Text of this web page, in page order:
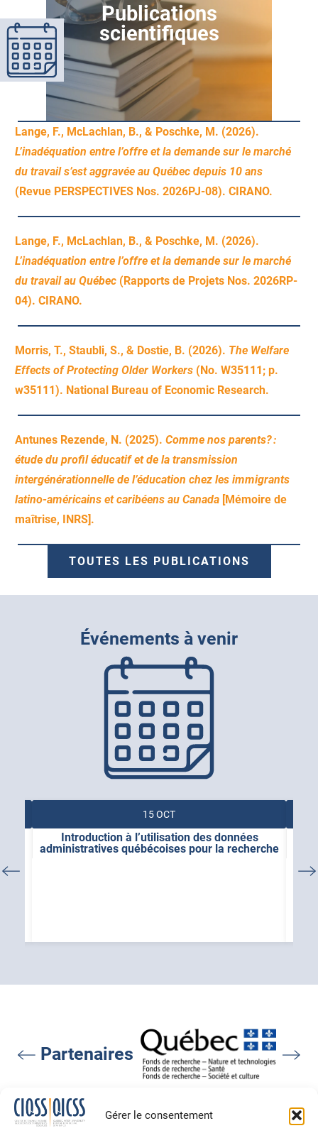
Gérer le consentement
Publications
scientifiques
Lange, F., McLachlan, B., & Poschke, M. (2026).
L’inadéquation entre l’offre et la demande sur le marché
du travail s’est aggravée au Québec depuis 10 ans
(Revue PERSPECTIVES Nos. 2026PJ-08). CIRANO.
Lange, F., McLachlan, B., & Poschke, M. (2026).
L’inadéquation entre l’offre et la demande sur le marché
du travail au Québec (Rapports de Projets Nos. 2026RP-
04). CIRANO.
Morris, T., Staubli, S., & Dostie, B. (2026). The Welfare
Effects of Protecting Older Workers (No. W35111; p.
w35111). National Bureau of Economic Research.
Antunes Rezende, N. (2025).Comme nos parents? :
étude du profil éducatif et de la transmission
intergénérationnelle de l’éducation chez les immigrants
latino-américains et caribéens au Canada [Mémoire de
maîtrise, INRS].
TOUTES LES PUBLICATIONS
Événements à venir
15OCT
Introduction à l’utilisation des données
administratives québécoises pour la recherche
Partenaires